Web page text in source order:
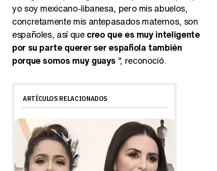
yo soy mexicano-libanesa, pero mis abuelos,
concretamente mis antepasados maternos, son
españoles, así quecreo que es muy inteligente
por su parte querer ser española también
porque somos muy guays ", reconoció.
ARTÍCULOS RELACIONADOS